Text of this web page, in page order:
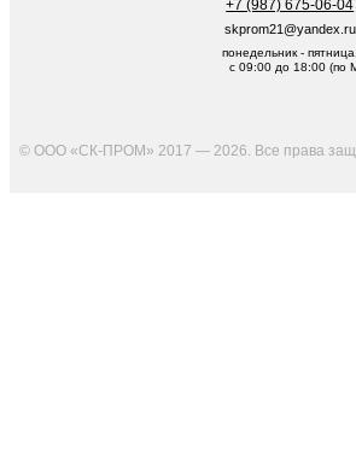
+7 (987) 675-06-04
skprom21@yandex.ru
понедельник - пятница,
с 09:00 до 18:00 (по
© ООО «СК-ПРОМ» 2017 — 2026. Все права